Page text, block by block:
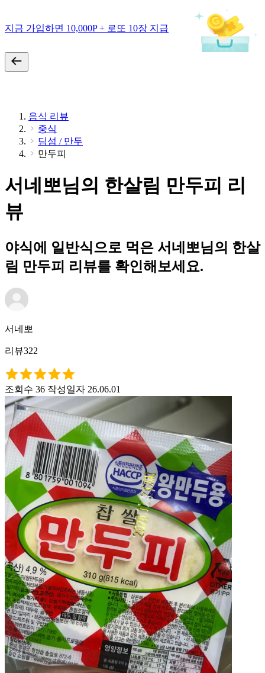
지금 가입하면 10,000P + 로또 10장 지급
음식 리뷰
중식
딤섬 / 만두
만두피
서네뽀님의 한살림 만두피 리
뷰
야식에 일반식으로 먹은 서네뽀님의 한살
림 만두피 리뷰를 확인해보세요.
서네뽀
리뷰322
조회수 36 작성일자 26.06.01